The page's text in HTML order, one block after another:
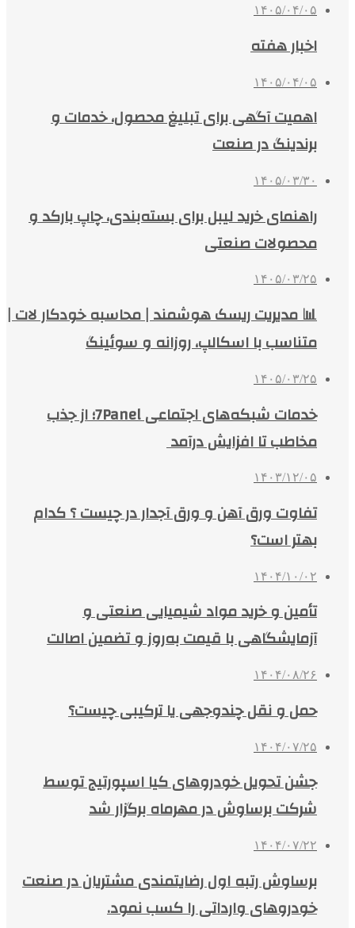
۱۴۰۵/۰۴/۰۵
اخبار هفته
۱۴۰۵/۰۴/۰۵
اهمیت آگهی برای تبلیغ محصول، خدمات و
برندینگ در صنعت
۱۴۰۵/۰۳/۳۰
راهنمای خرید لیبل برای بسته‌بندی، چاپ بارکد و
محصولات صنعتی
۱۴۰۵/۰۳/۲۵
📊 مدیریت ریسک هوشمند | محاسبه خودکار لات |
متناسب با اسکالپ، روزانه و سوئینگ
۱۴۰۵/۰۳/۲۵
خدمات شبکه‌های اجتماعی 7Panel؛ از جذب
مخاطب تا افزایش درآمد
۱۴۰۳/۱۲/۰۵
تفاوت ورق آهن و ورق آجدار در چیست ؟ کدام
بهتر است؟
۱۴۰۴/۱۰/۰۲
تأمین و خرید مواد شیمیایی صنعتی و
آزمایشگاهی با قیمت به‌روز و تضمین اصالت
۱۴۰۴/۰۸/۲۶
حمل و نقل چندوجهی یا ترکیبی چیست؟
۱۴۰۴/۰۷/۲۵
جشن تحویل خودروهای کیا اسپورتیج توسط
شرکت برساوش در مهرماه برگزار شد
۱۴۰۴/۰۷/۲۲
برساوش رتبه اول رضایتمندی مشتریان در صنعت
خودروهای وارداتی را کسب نمود.